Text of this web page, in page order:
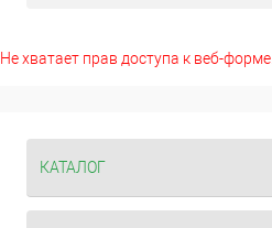
Не хватает прав доступа к веб-форме.
КАТАЛОГ